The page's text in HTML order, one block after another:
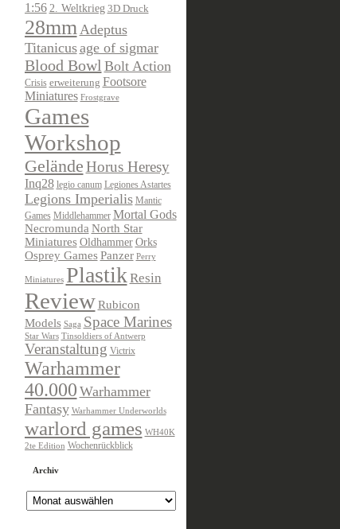
1:56 2. Weltkrieg 3D Druck
28mmAdeptus
Titanicusage of sigmar
Blood Bowl Bolt Action
Crisis erweiterung Footsore
Miniatures Frostgrave
Games
Workshop
GeländeHorus Heresy
Inq28 legio canum Legiones Astartes
Legions Imperialis Mantic
Games Middlehammer Mortal Gods
Necromunda North Star
Miniatures Oldhammer Orks
Osprey Games Panzer Perry
Miniatures Plastik Resin
Review Rubicon
Models Saga Space Marines
Star Wars Tinsoldiers of Antwerp
Veranstaltung Victrix
Warhammer
40.000 Warhammer
Fantasy Warhammer Underworlds
warlord games WH40K
2te Edition Wochenrückblick
Archiv